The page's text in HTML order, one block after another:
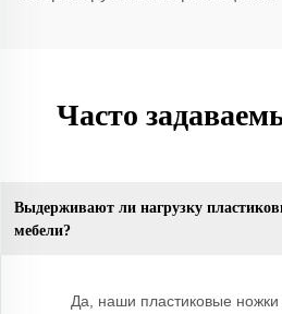
Часто
Выдерживают ли нагрузку
мебели?
Да, наши пластиковые